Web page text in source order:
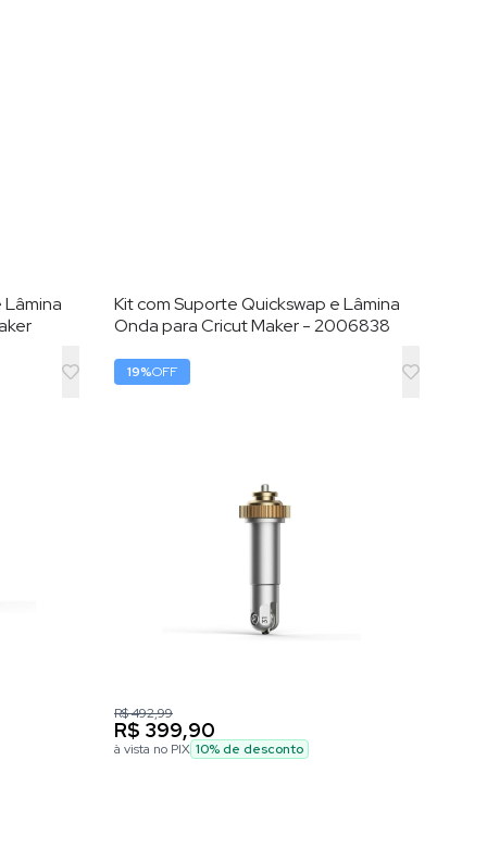
Lâmina
Kit com Suporte Quickswap e Lâmina
Onda para Cricut Maker - 2006838
19%OFF
R$ 492,99
R$ 399,90
à vista no PIX 10% de desconto